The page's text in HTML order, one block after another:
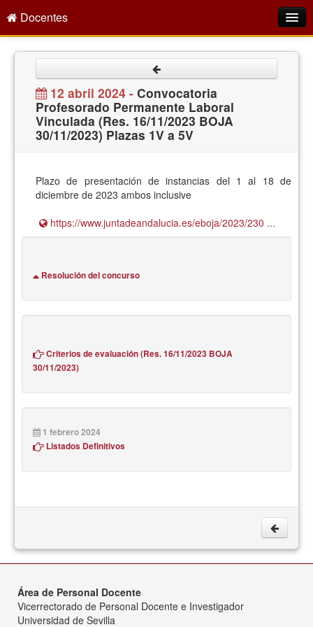
Docentes
Empleo Público
Gestión PDI
Formación y Evaluación
Acción Social
Directorio
12 abril 2024 - Convocatoria
Profesorado Permanente Laboral
Vinculada (Res. 16/11/2023 BOJA
30/11/2023) Plazas 1V a 5V
Plazo de presentación de instancias del 1 al 18 de
diciembre de 2023 ambos inclusive
https://www.juntadeandalucia.es/eboja/2023/230 ...
Resolución del concurso
Criterios de evaluación (Res. 16/11/2023 BOJA
30/11/2023)
1 febrero 2024
Listados Definitivos
Área de Personal Docente
Vicerrectorado de Personal Docente e Investigador
Universidad de Sevilla